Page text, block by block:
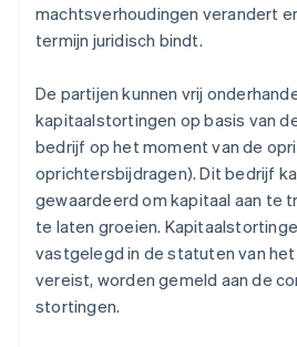
machtsverhoudingen verandert
termijn juridisch bindt.
De partijen kunnen vrij
kapitaalstortingen op basis van
bedrijf op het moment van de
oprichtersbijdragen). Dit bedrijf
gewaardeerd om kapitaal aan te
te laten groeien.
vastgelegd in de statuten van
vereist, worden gemeld aan de
stortingen.